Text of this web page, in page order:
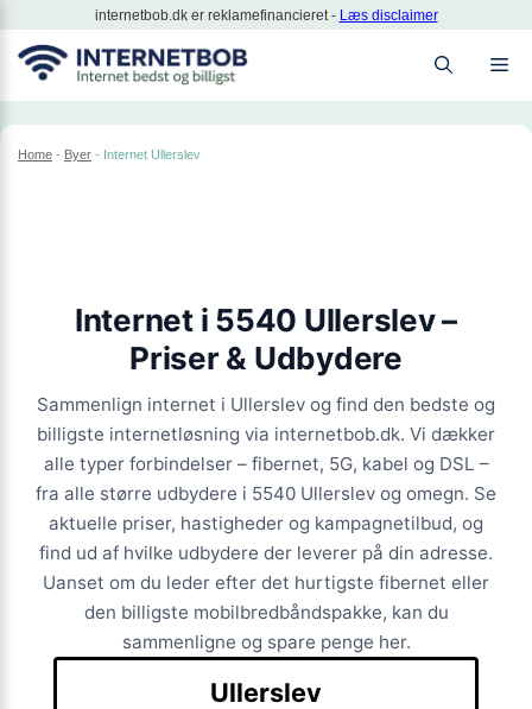
indhold
internetbob.dk er reklamefinancieret - Læs disclaimer
Home - Byer - Internet Ullerslev
Internet i 5540 Ullerslev–
Priser & Udbydere
Sammenlign internet i Ullerslev og find den bedste og
billigste internetløsning via internetbob.dk. Vi dækker
alle typer forbindelser – fibernet, 5G, kabel og DSL –
fra alle større udbydere i 5540 Ullerslev og omegn. Se
aktuelle priser, hastigheder og kampagnetilbud, og
find ud af hvilke udbydere der leverer på din adresse.
Uanset om du leder efter det hurtigste fibernet eller
den billigste mobilbredbåndspakke, kan du
sammenligne og spare penge her.
Ullerslev